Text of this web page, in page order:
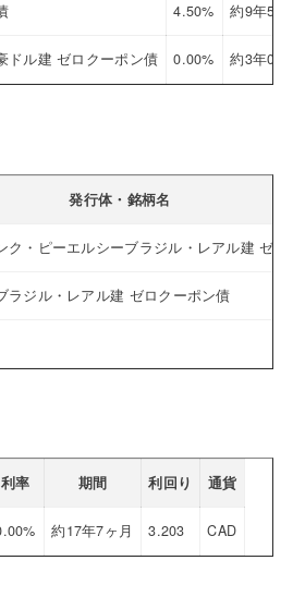
4.50% 約9年5ヶ
ドル建 ゼロクーポン債 0.00% 約3年0ヶ
発行体・銘柄名
ク・ピーエルシーブラジル・レアル建 ゼ
ラジル・レアル建 ゼロクーポン債
利率 期間 利回り 通貨
約17年7ヶ月 3.203 CAD